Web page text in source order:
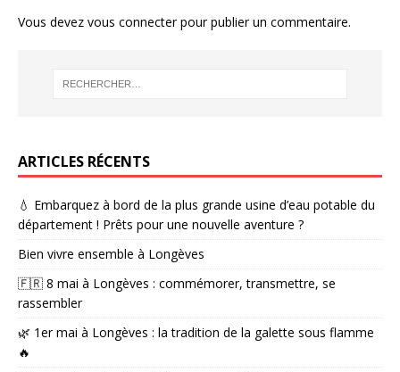
Vous devez vous connecterpour publier un commentaire.
ARTICLES RÉCENTS
💧 Embarquez à bord de la plus grande usine d’eau potable du
département ! Prêts pour une nouvelle aventure ?
Bien vivre ensemble à Longèves
🇫🇷 8 mai à Longèves : commémorer, transmettre, se
rassembler
🌿 1er mai à Longèves : la tradition de la galette sous flamme
🔥